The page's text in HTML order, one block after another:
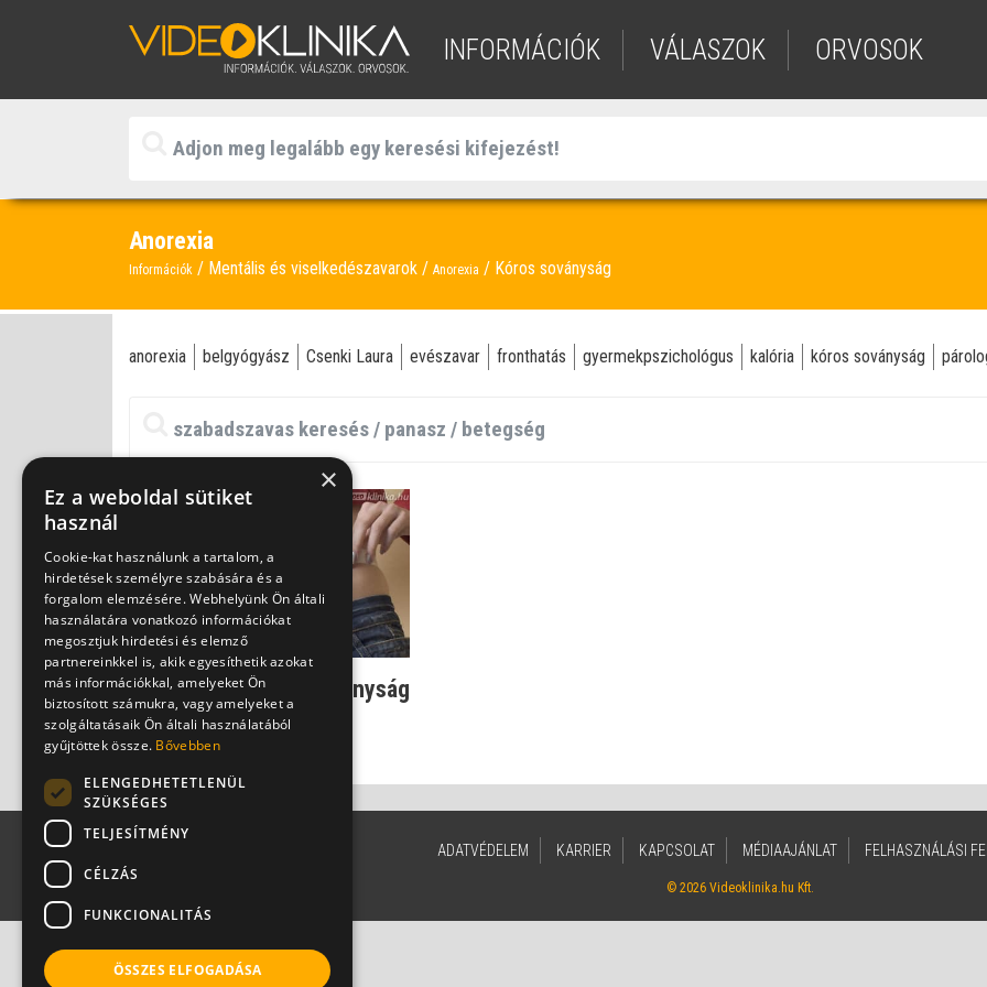
INFORMÁCIÓK VÁLASZOK ORVOSOK
Anorexia
Információk Mentális és viselkedészavarok Anorexia Kóros soványság
anorexia belgyógyász Csenki Laura evészavar fronthatás gyermekpszichológus kalória kóros soványság
Anorexia - a kóros soványság
szörnyű trenddé vált
Csenki Laura
ADATVÉDELEM KARRIER KAPCSOLAT MÉDIAAJÁNLAT FELHASZNÁLÁSI
© 2026 Videoklinika.hu Kft.
×
Ez a weboldal sütiket
használ
Cookie-kat használunk a tartalom, a
hirdetések személyre szabására és a
forgalom elemzésére. Webhelyünk Ön általi
használatára vonatkozó információkat
megosztjuk hirdetési és elemző
partnereinkkel is, akik egyesíthetik azokat
más információkkal, amelyeket Ön
biztosított számukra, vagy amelyeket a
szolgáltatásaik Ön általi használatából
gyűjtöttek össze. Bővebben
ELENGEDHETETLENÜL
SZÜKSÉGES
TELJESÍTMÉNY
CÉLZÁS
FUNKCIONALITÁS
ÖSSZES ELFOGADÁSA